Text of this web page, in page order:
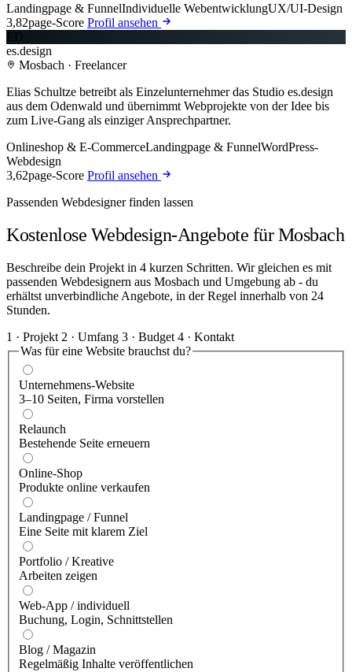
Landingpage & FunnelIndividuelle WebentwicklungUX/UI-Design
3,82page-Score Profil ansehen
ED
es.design
Mosbach · Freelancer
Elias Schultze betreibt als Einzelunternehmer das Studio es.design
aus dem Odenwald und übernimmt Webprojekte von der Idee bis
zum Live-Gang als einziger Ansprechpartner.
Onlineshop & E-CommerceLandingpage & FunnelWordPress-
Webdesign
3,62page-Score Profil ansehen
Passenden Webdesigner finden lassen
Kostenlose Webdesign-Angebote für Mosbach
Beschreibe dein Projekt in 4 kurzen Schritten. Wir gleichen es mit
passenden Webdesignern aus Mosbach und Umgebung ab - du
erhältst unverbindliche Angebote, in der Regel innerhalb von 24
Stunden.
1 · Projekt 2 · Umfang 3 · Budget 4 · Kontakt
Was für eine Website brauchst du?
Unternehmens-Website
3–10 Seiten, Firma vorstellen
Relaunch
Bestehende Seite erneuern
Online-Shop
Produkte online verkaufen
Landingpage / Funnel
Eine Seite mit klarem Ziel
Portfolio / Kreative
Arbeiten zeigen
Web-App / individuell
Buchung, Login, Schnittstellen
Blog / Magazin
Regelmäßig Inhalte veröffentlichen